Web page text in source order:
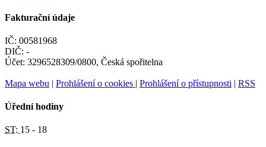
Fakturační údaje
IČ: 00581968
DIČ: -
Účet: 3296528309/0800, Česká spořitelna
Mapa webu | Prohlášení o cookies | Prohlášení o přístupnosti | RSS
Úřední hodiny
ST: 15 - 18